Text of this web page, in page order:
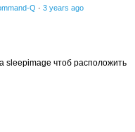
Q · 3 years ago
sleepimage чтоб расположить